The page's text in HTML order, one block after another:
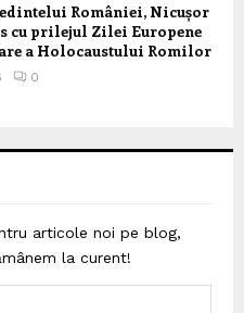
României, Nicușor
cu prilejul Zilei Europene
a Holocaustului Romilor
0
articole noi pe blog,
la curent!